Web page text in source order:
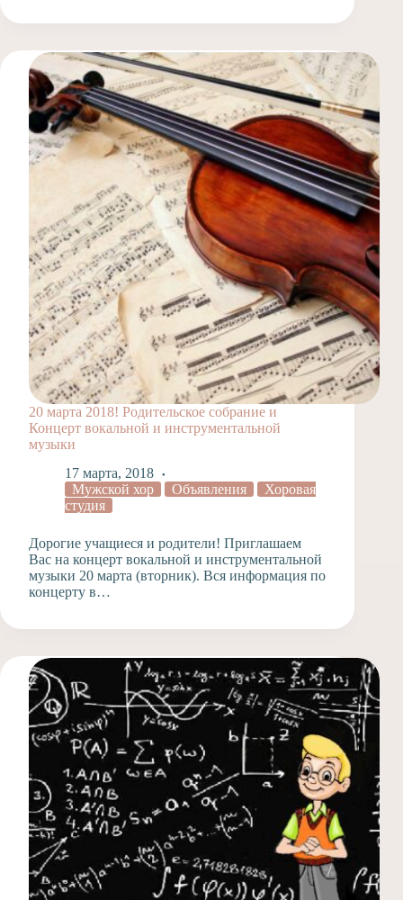
20 марта 2018! Родительское собрание и
Концерт вокальной и инструментальной
музыки
17 марта, 2018
Мужской хор
Объявления
Хоровая
студия
Дорогие учащиеся и родители! Приглашаем
Вас на концерт вокальной и инструментальной
музыки 20 марта (вторник). Вся информация по
концерту в…